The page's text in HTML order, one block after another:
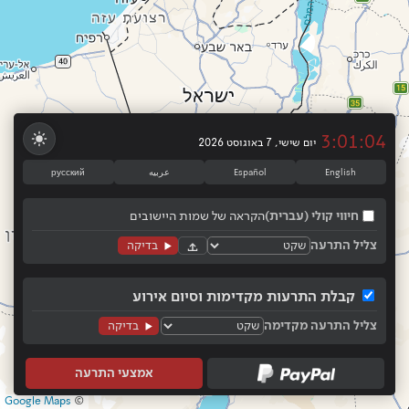
©
Google Maps
3:01:04 יום שישי, 7 באוגוסט 2026
English
Español عربيه русский
חיווי קולי (עברית)הקראה של שמות היישובים
צליל התרעה בדיקה
קבלת התרעות מקדימות וסיום אירוע
צליל התרעה מקדימה בדיקה
אמצעי התרעה